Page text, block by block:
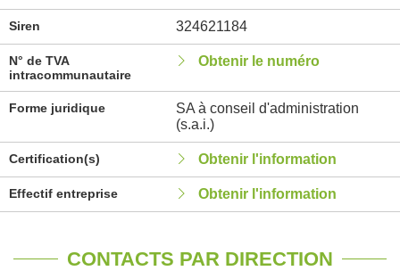
Siren 324621184
N° de TVA
intracommunautaire
Obtenir le numéro
Forme juridique
SA à conseil d'administration
(s.a.i.)
Certification(s) Obtenir l'information
Effectif entreprise Obtenir l'information
CONTACTS PAR DIRECTION